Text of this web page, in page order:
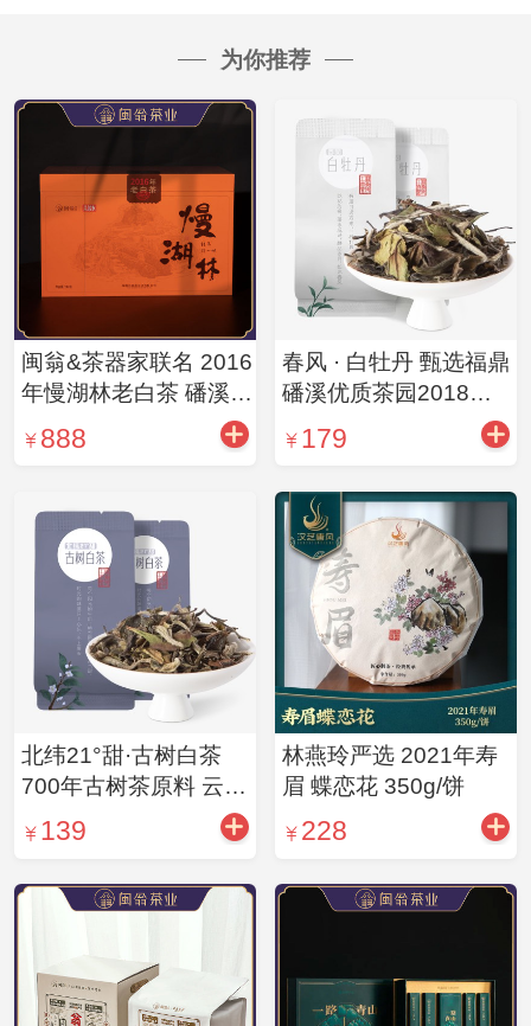
为你推荐
闽翁&茶器家联名 2016
年慢湖林老白茶 磻溪核
心产区 礼盒装240g
888
春风 · 白牡丹 甄选福鼎
磻溪优质茶园2018年
的原料 不添一物 自然
萎凋 林燕玲工夫茶
179
北纬21°甜·古树白茶
700年古树茶原料 云南
古树白茶创始人范承胜
匠制 林燕玲工夫茶
139
林燕玲严选 2021年寿
眉 蝶恋花 350g/饼
228